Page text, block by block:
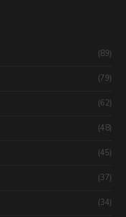
(89)
(79)
(62)
(48)
(45)
(37)
(34)